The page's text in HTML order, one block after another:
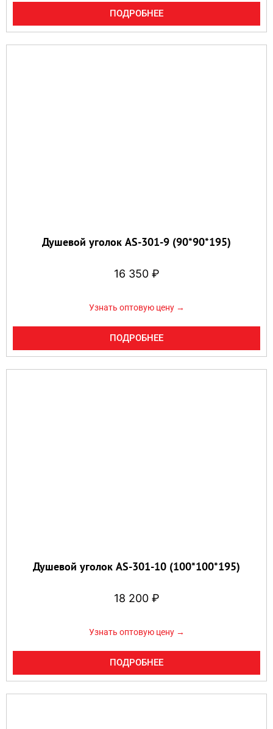
ПОДРОБНЕЕ
Душевой уголок AS-301-9 (90*90*195)
16 350 ₽
Узнать оптовую цену →
ПОДРОБНЕЕ
Душевой уголок AS-301-10 (100*100*195)
18 200 ₽
Узнать оптовую цену →
ПОДРОБНЕЕ